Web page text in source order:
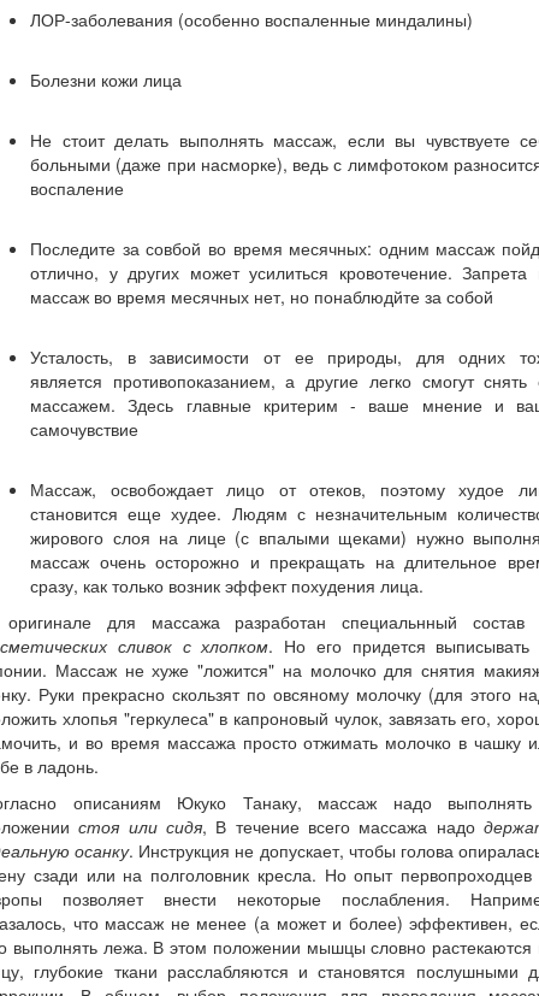
ЛОР-заболевания (особенно воспаленные миндалины)
Болезни кожи лица
Не стоит делать выполнять массаж, если вы чувствуете
больными (даже при насморке), ведь с лимфотоком
воспаление
Последите за совбой во время месячных: одним массаж
отлично, у других может усилиться кровотечение. Запрета
массаж во время месячных нет, но понаблюдйте за собой
Усталость, в зависимости от ее природы, для одних
является противопоказанием, а другие легко смогут снять
массажем. Здесь главные критерим - ваше мнение и
самочувствие
Массаж, освобождает лицо от отеков, поэтому худое
становится еще худее. Людям с незначительным
жирового слоя на лице (с впалыми щеками) нужно
массаж очень осторожно и прекращать на длительное
сразу, как только возник эффект похудения лица.
для массажа разработан специальнный состав
сливок с хлопком. Но его придется выписывать
Массаж не хуже "ложится" на молочко для снятия
Руки прекрасно скользят по овсяному молочку (для этого
хлопья "геркулеса" в капроновый чулок, завязать его,
и во время массажа просто отжимать молочко в чашку
в ладонь.
описаниям Юкуко Танаку, массаж надо
стоя или сидя, В течение всего массажа надо
осанку. Инструкция не допускает, чтобы голова
сзади или на полголовник кресла. Но опыт первопроходцев
позволяет внести некоторые послабления.
что массаж не менее (а может и более) эффективен,
выполнять лежа. В этом положении мышцы словно растекаются
глубокие ткани расслабляются и становятся послушными